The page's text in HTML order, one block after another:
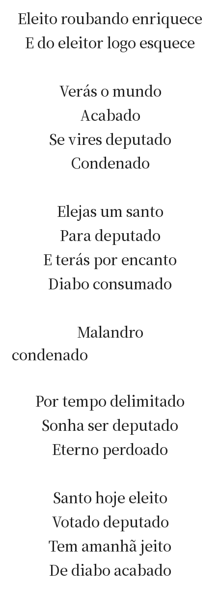
Eleito roubando enriquece
E do eleitor logo esquece
Verás o mundo
Acabado
Se vires deputado
Condenado
Elejas um santo
Para deputado
E terás por encanto
Diabo consumado
Malandro
Por tempo delimitado
Sonha ser deputado
Eterno perdoado
Santo hoje eleito
Votado deputado
Tem amanhã jeito
De diabo acabado